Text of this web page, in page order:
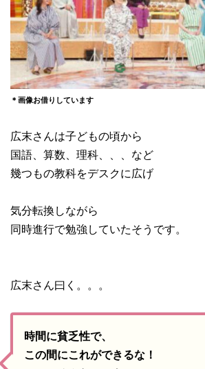
＊画像お借りしています
広末さんは子どもの頃から
国語、算数、理科、、、など
幾つもの教科をデスクに広げ
気分転換しながら
同時進行で勉強していたそうです。
広末さん曰く。。。
時間に貧乏性で、
この間にこれができるな！